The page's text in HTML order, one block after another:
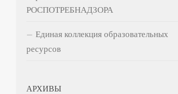
РОСПОТРЕБНАДЗОРА
Единая коллекция образовательных
ресурсов
АРХИВЫ